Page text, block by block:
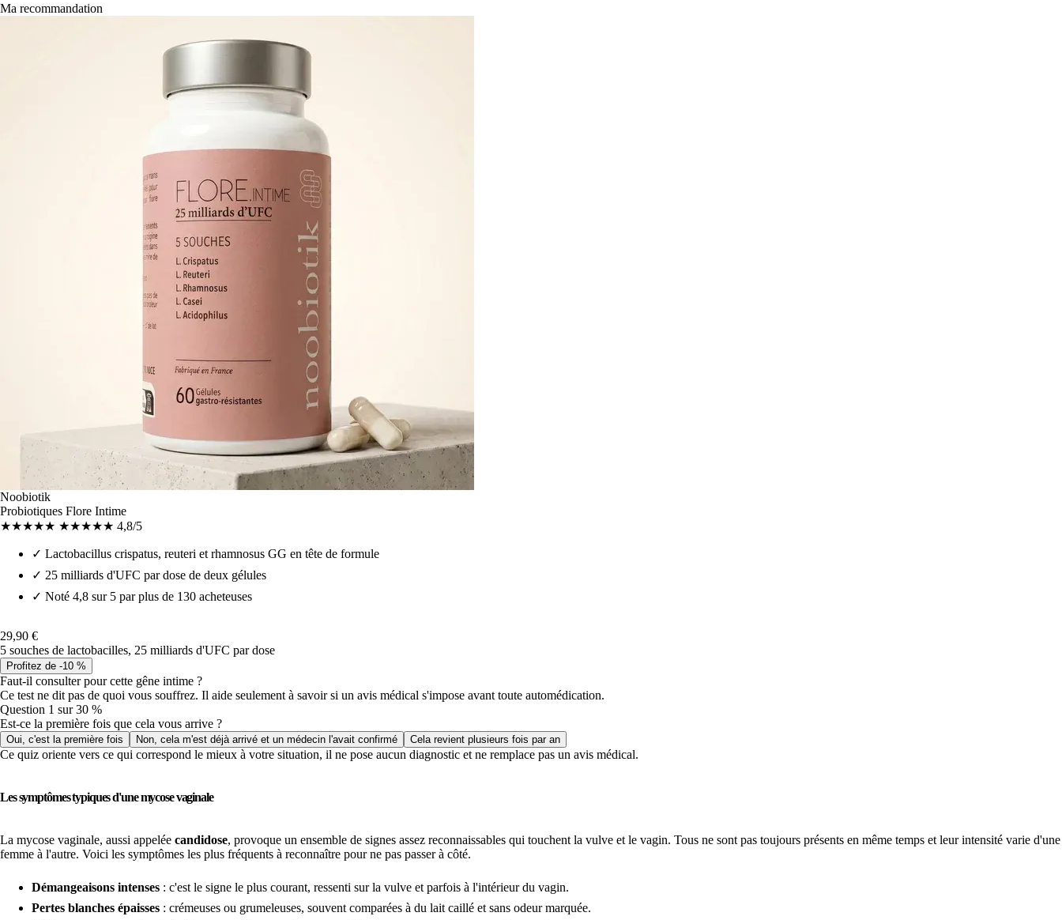
Ma recommandation
Noobiotik
Probiotiques Flore Intime
★★★★★ ★★★★★ 4,8/5
✓ Lactobacillus crispatus, reuteri et rhamnosus GG en tête de formule
✓ 25 milliards d'UFC par dose de deux gélules
✓ Noté 4,8 sur 5 par plus de 130 acheteuses
29,90 €
5 souches de lactobacilles, 25 milliards d'UFC par dose
Profitez de -10 %
Faut-il consulter pour cette gêne intime ?
Ce test ne dit pas de quoi vous souffrez. Il aide seulement à savoir si un avis médical s'impose avant toute automédication.
Question 1 sur 30 %
Est-ce la première fois que cela vous arrive ?
Oui, c'est la première fois Non, cela m'est déjà arrivé et un médecin l'avait confirmé Cela revient plusieurs fois par an
Ce quiz oriente vers ce qui correspond le mieux à votre situation, il ne pose aucun diagnostic et ne remplace pas un avis médical.
Les symptômes typiques d'une mycose vaginale
La mycose vaginale, aussi appelée candidose, provoque un ensemble de signes assez reconnaissables qui touchent la vulve et le vagin. Tous ne sont pas toujours présents en même temps et leur intensité varie d'une
femme à l'autre. Voici les symptômes les plus fréquents à reconnaître pour ne pas passer à côté.
Démangeaisons intenses : c'est le signe le plus courant, ressenti sur la vulve et parfois à l'intérieur du vagin.
Pertes blanches épaisses : crémeuses ou grumeleuses, souvent comparées à du lait caillé et sans odeur marquée.